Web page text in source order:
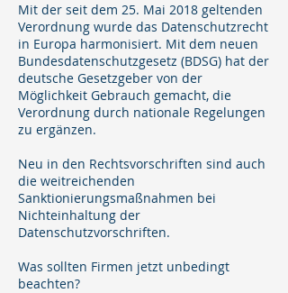
Mit der seit dem 25. Mai 2018 geltenden
Verordnung wurde das Datenschutzrecht
in Europa harmonisiert. Mit dem neuen
Bundesdatenschutzgesetz (BDSG) hat der
deutsche Gesetzgeber von der
Möglichkeit Gebrauch gemacht, die
Verordnung durch nationale Regelungen
zu ergänzen.
Neu in den Rechtsvorschriften sind auch
die weitreichenden
Sanktionierungsmaßnahmen bei
Nichteinhaltung der
Datenschutzvorschriften.
Was sollten Firmen jetzt unbedingt
beachten?